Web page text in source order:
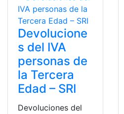
Devolucione
s del IVA
personas de
la Tercera
Edad – SRI
Devoluciones del